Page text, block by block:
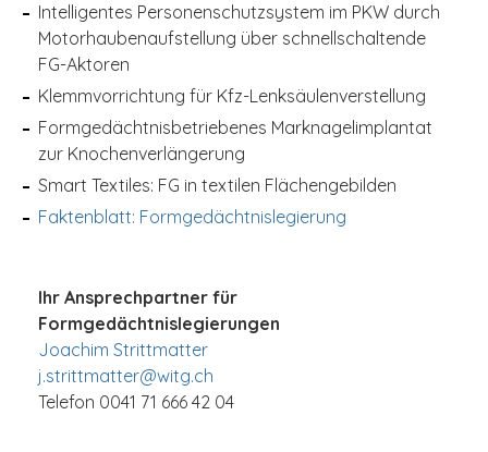
Intelligentes Personenschutzsystem im PKW durch
Motorhaubenaufstellung über schnellschaltende
FG-Aktoren
Klemmvorrichtung für Kfz-Lenksäulenverstellung
Formgedächtnisbetriebenes Marknagelimplantat
zur Knochenverlängerung
Smart Textiles: FG in textilen Flächengebilden
Faktenblatt: Formgedächtnislegierung
Ihr Ansprechpartner für
Formgedächtnislegierungen
Joachim Strittmatter
j.strittmatter@witg.ch
Telefon 0041 71 666 42 04